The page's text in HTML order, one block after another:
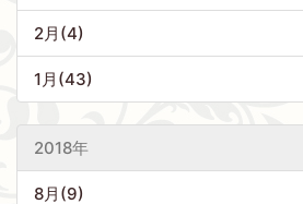
2月(4)
1月(43)
2018年
8月(9)